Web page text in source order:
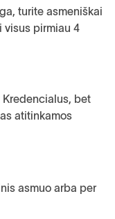
turite asmeniškai
visus pirmiau 4
Kredencialus, bet
atitinkamos
asmuo arba per